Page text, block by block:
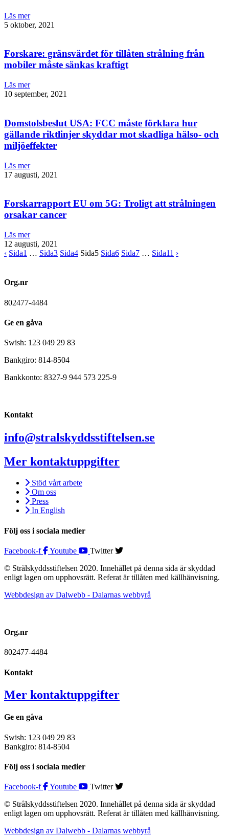
Läs mer
5 oktober, 2021
Forskare: gränsvärdet för tillåten strålning från
mobiler måste sänkas kraftigt
Läs mer
10 september, 2021
Domstolsbeslut USA: FCC måste förklara hur
gällande riktlinjer skyddar mot skadliga hälso- och
miljöeffekter
Läs mer
17 augusti, 2021
Forskarrapport EU om 5G: Troligt att strålningen
orsakar cancer
Läs mer
12 augusti, 2021
‹ Sida1 … Sida3 Sida4 Sida5 Sida6 Sida7 … Sida11 ›
Org.nr
802477-4484
Ge en gåva
Swish: 123 049 29 83
Bankgiro: 814-8504
Bankkonto: 8327-9 944 573 225-9
Kontakt
info@stralskyddsstiftelsen.se
Mer kontaktuppgifter
Stöd vårt arbete
Om oss
Press
In English
Följ oss i sociala medier
Facebook-f Youtube
Twitter
© Strålskyddsstiftelsen 2020. Innehållet på denna sida är skyddad
enligt lagen om upphovsrätt. Referat är tillåten med källhänvisning.
Webbdesign av Dalwebb - Dalarnas webbyrå
Org.nr
802477-4484
Kontakt
Mer kontaktuppgifter
Ge en gåva
Swish: 123 049 29 83
Bankgiro: 814-8504
Följ oss i sociala medier
Facebook-f Youtube
Twitter
© Strålskyddsstiftelsen 2020. Innehållet på denna sida är skyddad
enligt lagen om upphovsrätt. Referat är tillåten med källhänvisning.
Webbdesign av Dalwebb - Dalarnas webbyrå